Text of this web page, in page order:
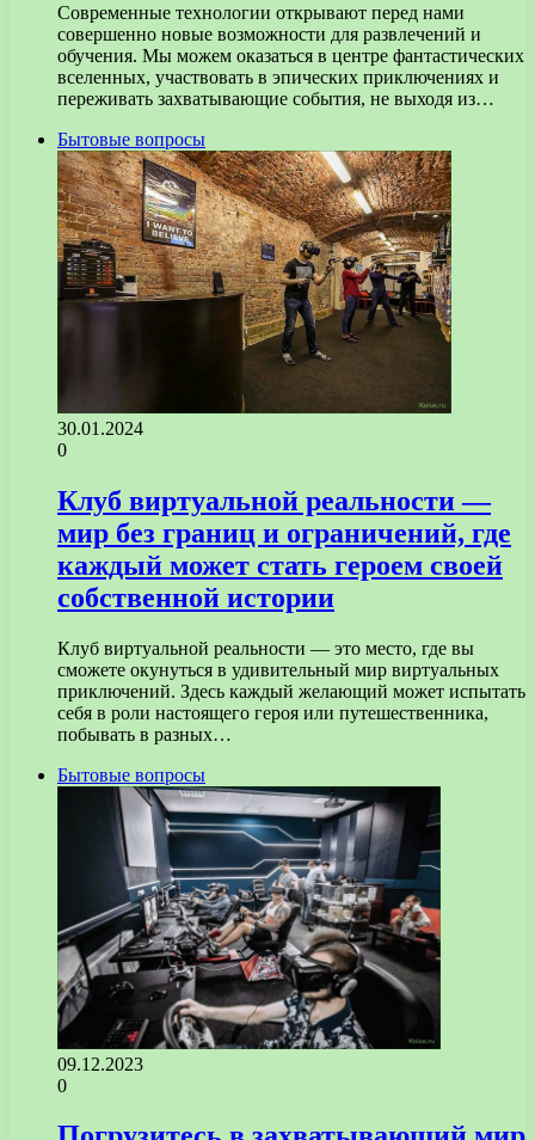
Современные технологии открывают перед нами
совершенно новые возможности для развлечений и
обучения. Мы можем оказаться в центре фантастических
вселенных, участвовать в эпических приключениях и
переживать захватывающие события, не выходя из…
Бытовые вопросы
30.01.2024
0
Клуб виртуальной реальности —
мир без границ и ограничений, где
каждый может стать героем своей
собственной истории
Клуб виртуальной реальности — это место, где вы
сможете окунуться в удивительный мир виртуальных
приключений. Здесь каждый желающий может испытать
себя в роли настоящего героя или путешественника,
побывать в разных…
Бытовые вопросы
09.12.2023
0